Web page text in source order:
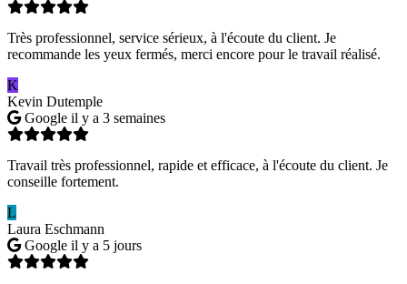
Très professionnel, service sérieux, à l'écoute du client. Je
recommande les yeux fermés, merci encore pour le travail réalisé.
K
Kevin Dutemple
Google il y a 3 semaines
Travail très professionnel, rapide et efficace, à l'écoute du client. Je
conseille fortement.
L
Laura Eschmann
Google il y a 5 jours